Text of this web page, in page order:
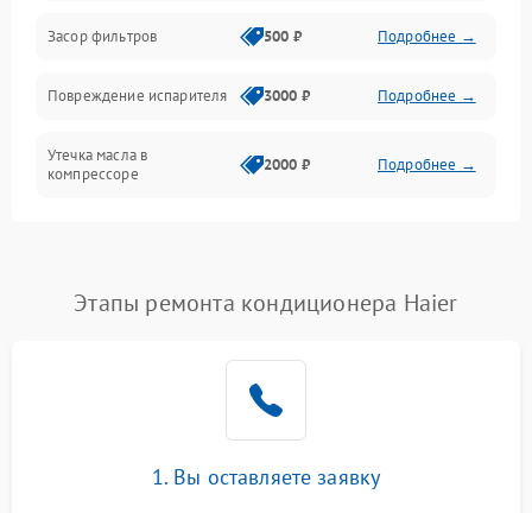
Засор фильтров 500 ₽ Подробнее →
Повреждение испарителя 3000 ₽ Подробнее →
Утечка масла в
компрессоре
2000 ₽ Подробнее →
Неисправность
2000 ₽
1500 ₽
Повреждение корпуса
Этапы ремонта кондиционера Haier
1. Вы оставляете заявку